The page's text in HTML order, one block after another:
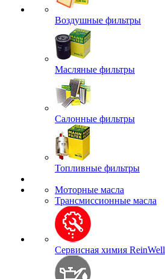
Воздушные фильтры
Масляные фильтры
Салонные фильтры
Топливные фильтры
Моторные масла
Трансмиссионные масла
Сервисная химия ReinWell